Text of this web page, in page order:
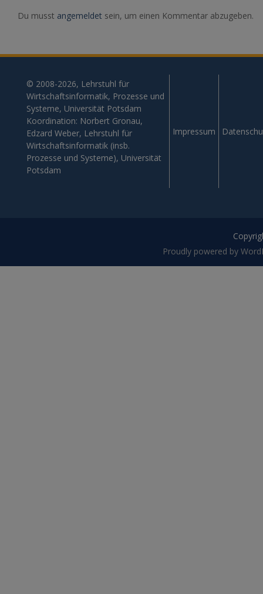
Du musst angemeldet sein, um einen Kommentar abzugeben.
© 2008-2026, Lehrstuhl für
Wirtschaftsinformatik, Prozesse und
Systeme, Universität Potsdam
Koordination: Norbert Gronau,
Edzard Weber, Lehrstuhl für
Wirtschaftsinformatik (insb.
Prozesse und Systeme), Universität
Potsdam
Impressum
Proudly powered by